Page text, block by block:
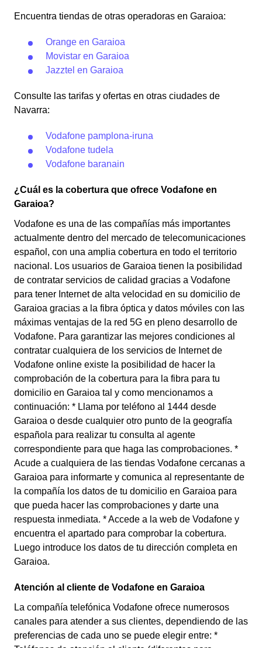
Encuentra tiendas de otras operadoras en Garaioa:
Orange en Garaioa
Movistar en Garaioa
Jazztel en Garaioa
Consulte las tarifas y ofertas en otras ciudades de
Navarra:
Vodafone pamplona-iruna
Vodafone tudela
Vodafone baranain
¿Cuál es la cobertura que ofrece Vodafone en
Garaioa?
Vodafone es una de las compañías más importantes
actualmente dentro del mercado de telecomunicaciones
español, con una amplia cobertura en todo el territorio
nacional. Los usuarios de Garaioa tienen la posibilidad
de contratar servicios de calidad gracias a Vodafone
para tener Internet de alta velocidad en su domicilio de
Garaioa gracias a la fibra óptica y datos móviles con las
máximas ventajas de la red 5G en pleno desarrollo de
Vodafone. Para garantizar las mejores condiciones al
contratar cualquiera de los servicios de Internet de
Vodafone online existe la posibilidad de hacer la
comprobación de la cobertura para la fibra para tu
domicilio en Garaioa tal y como mencionamos a
continuación: * Llama por teléfono al 1444 desde
Garaioa o desde cualquier otro punto de la geografía
española para realizar tu consulta al agente
correspondiente para que haga las comprobaciones. *
Acude a cualquiera de las tiendas Vodafone cercanas a
Garaioa para informarte y comunica al representante de
la compañía los datos de tu domicilio en Garaioa para
que pueda hacer las comprobaciones y darte una
respuesta inmediata. * Accede a la web de Vodafone y
encuentra el apartado para comprobar la cobertura.
Luego introduce los datos de tu dirección completa en
Garaioa.
Atención al cliente de Vodafone en Garaioa
La compañía telefónica Vodafone ofrece numerosos
canales para atender a sus clientes, dependiendo de las
preferencias de cada uno se puede elegir entre: *